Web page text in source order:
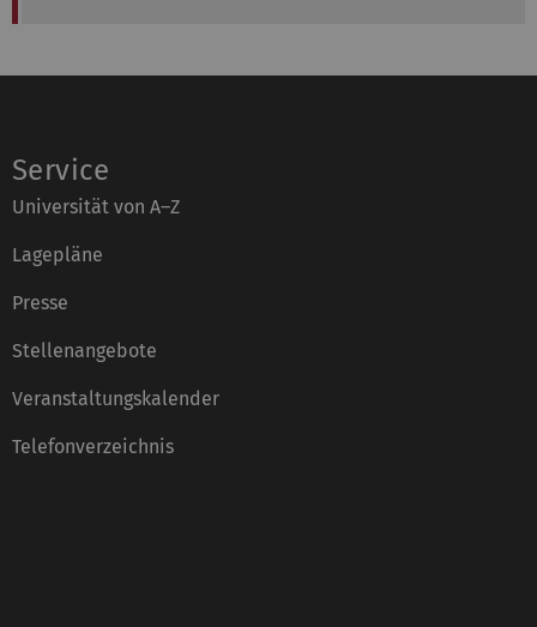
Service
Universität von A–Z
Lagepläne
Presse
Stellenangebote
Veranstaltungskalender
Telefonverzeichnis